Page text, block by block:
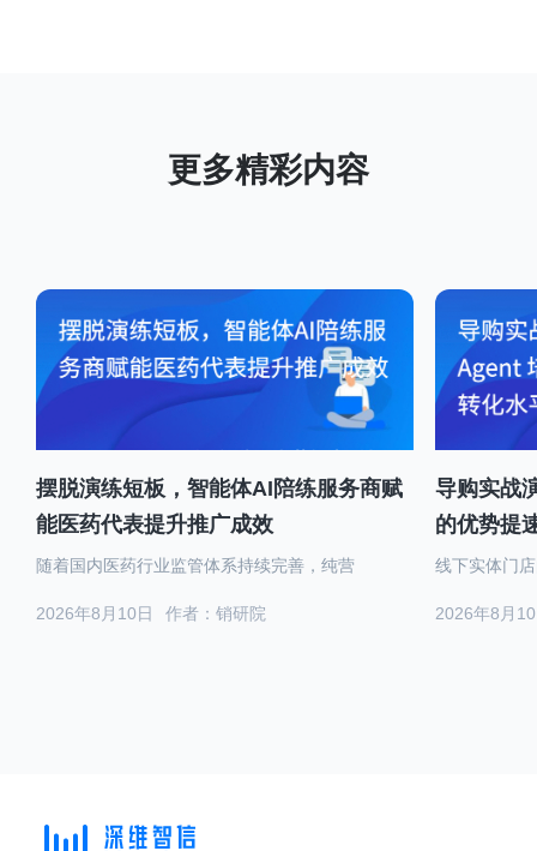
摆脱演练短板，智能体AI陪练服务商赋
能医药代表提升推广成效
作者：销研院
2026年8月10日
随着国内医药行业监管体系持续完善，纯营
导购实战
的优势提
2026年8月
线下实体门